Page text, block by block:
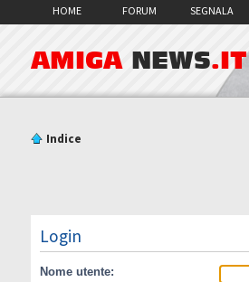
HOME FORUM SEGNALA
AMIGA NEWS.IT
Indice
Login
Nome utente: